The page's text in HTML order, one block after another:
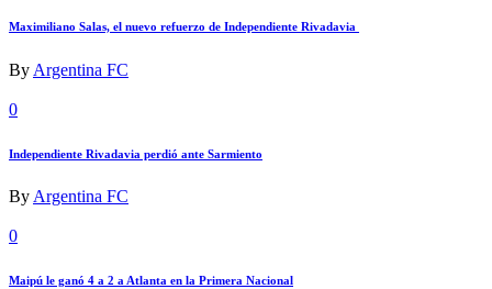
Maximiliano Salas, el nuevo refuerzo de Independiente Rivadavia
By Argentina FC
0
Independiente Rivadavia perdió ante Sarmiento
ByArgentina FC
0
Maipú le ganó 4 a 2 a Atlanta en la Primera Nacional